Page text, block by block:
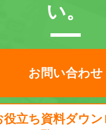
い。
お問い合わせ
役立ち資料ダウン